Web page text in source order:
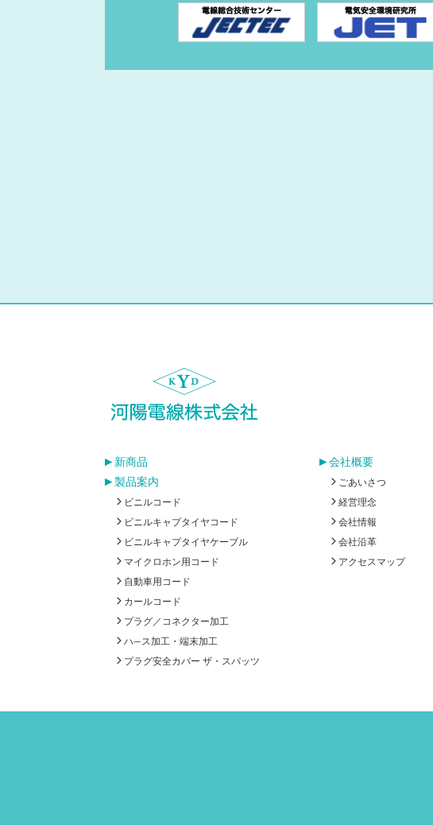
新商品
製品案内
ビニルコード
ビニルキャプタイヤコード
ビニルキャプタイヤケーブル
マイクロホン用コード
自動車用コード
カールコード
プラグ／コネクター加工
ハ―ス加工・端末加工
プラグ安全カバー ザ・スパッツ
会社概要
ごあいさつ
経営理念
会社情報
会社沿革
アクセスマップ